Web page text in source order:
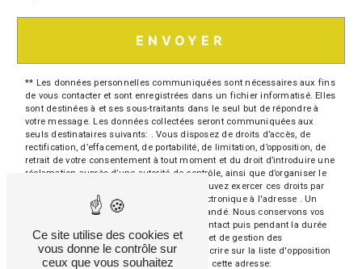
ENVOYER
** Les données personnelles communiquées sont nécessaires aux fins
de vous contacter et sont enregistrées dans un fichier informatisé. Elles
sont destinées à et ses sous-traitants dans le seul but de répondre à
votre message. Les données collectées seront communiquées aux
seuls destinataires suivants: . Vous disposez de droits d’accès, de
rectification, d’effacement, de portabilité, de limitation, d’opposition, de
retrait de votre consentement à tout moment et du droit d’introduire une
réclamation auprès d’une autorité de contrôle, ainsi que d’organiser le
sort de vos données post-mortem. Vous pouvez exercer ces droits par
voie postale à l'adresse ou par courrier électronique à l'adresse . Un
justificatif d'identité pourra vous être demandé. Nous conservons vos
données pendant la période de prise de contact puis pendant la durée
de prescription légale aux fins probatoires et de gestion des
contentieux. Vous avez le droit de vous inscrire sur la liste d'opposition
au démarchage téléphonique, disponible à cette adresse:
Ce site utilise des cookies et
vous donne le contrôle sur
ceux que vous souhaitez